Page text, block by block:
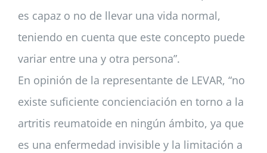
es capaz o no de llevar una vida normal,
teniendo en cuenta que este concepto puede
variar entre una y otra persona”.
En opinión de la representante de LEVAR, “no
existe suficiente concienciación en torno a la
artritis reumatoide en ningún ámbito, ya que
es una enfermedad invisible y la limitación a